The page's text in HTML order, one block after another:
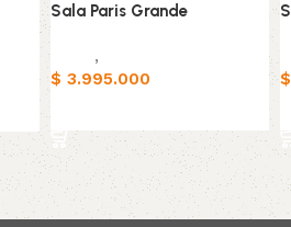
Sala Paris Grande
,
$ 3.995.000
$